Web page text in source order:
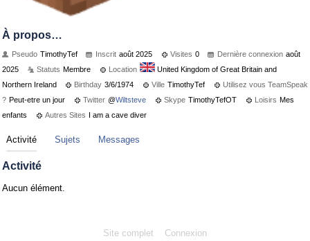
À propos…
Pseudo TimothyTef Inscrit août 2025 Visites 0 Dernière connexion août
2025
Statuts Membre Location
United Kingdom of Great Britain and
Northern Ireland
Birthday 3/6/1974 Ville TimothyTef
Utilisez vous TeamSpeak
? Peut-etre un jour Twitter @Wiltsteve Skype TimothyTefOT Loisirs Mes
enfants
Autres Sites I am a cave diver
Activité Sujets Messages
Activité
Aucun élément.
Site complet Connexion